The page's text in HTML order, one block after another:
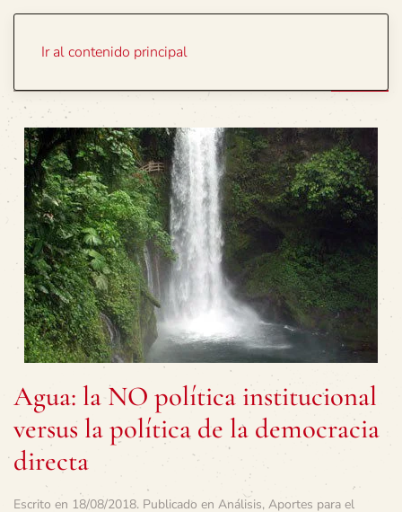
Ir al contenido principal
Agua: la NO política institucional
versus la política de la democracia
directa
Escrito en 18/08/2018. Publicado en Análisis, Aportes para el